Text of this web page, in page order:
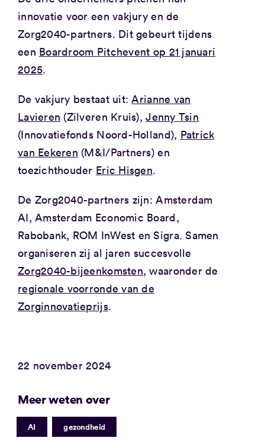
innovatie voor een vakjury en de
Zorg2040-partners. Dit gebeurt tijdens
een Boardroom Pitchevent op 21 januari
2025.
De vakjury bestaat uit:Arianne van
Lavieren (Zilveren Kruis),Jenny Tsin
(Innovatiefonds Noord-Holland), Patrick
van Eekeren (M&I/Partners) en
toezichthouder Eric Hisgen.
De Zorg2040-partners zijn: Amsterdam
AI, Amsterdam Economic Board,
Rabobank, ROM InWest en Sigra. Samen
organiseren zij al jaren succesvolle
Zorg2040-bijeenkomsten, waaronder de
regionale voorronde van de
Zorginnovatieprijs.
22 november 2024
Meer weten over
AI gezondheid